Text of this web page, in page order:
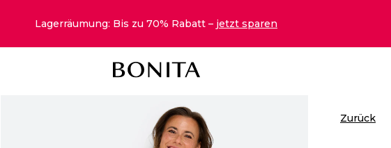
Lagerräumung: Bis zu 70% Rabatt – jetzt sparen
Zurück